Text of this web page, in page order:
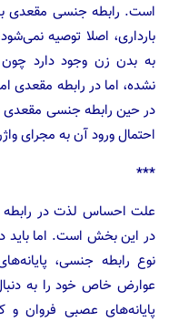
است. رابطه جنسی مقعدی
بارداری، اصلا توصیه
به بدن زن وجود دارد
نشده، اما در رابطه مقعدی
در حین رابطه جنسی مقعدی
احتمال ورود آن به مجرای
***
علت احساس لذت در رابطه
در این بخش است. اما باید
نوع رابطه جنسی،
عوارض خاص خود را به
پایانه‌های عصبی فروان